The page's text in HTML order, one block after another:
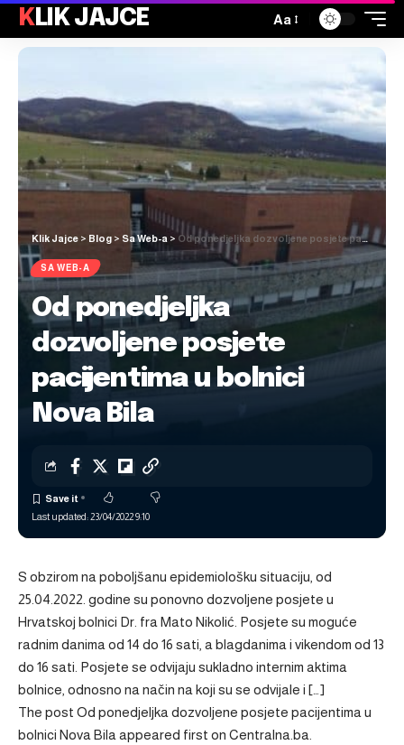
KLIK JAJCE Aa
Klik Jajce > Blog > Sa Web-a > Od ponedjeljka dozvoljene posjete pacijentima u bolnici Nova Bila
SA WEB-A
Od ponedjeljka
dozvoljene posjete
pacijentima u bolnici
Nova Bila
Last updated: 23/04/2022 9:10
S obzirom na poboljšanu epidemiološku situaciju, od
25.04.2022. godine su ponovno dozvoljene posjete u
Hrvatskoj bolnici Dr. fra Mato Nikolić. Posjete su moguće
radnim danima od 14 do 16 sati, a blagdanima i vikendom od 13
do 16 sati. Posjete se odvijaju sukladno internim aktima
bolnice, odnosno na način na koji su se odvijale i […]
The post Od ponedjeljka dozvoljene posjete pacijentima u
bolnici Nova Bila appeared first on Centralna.ba